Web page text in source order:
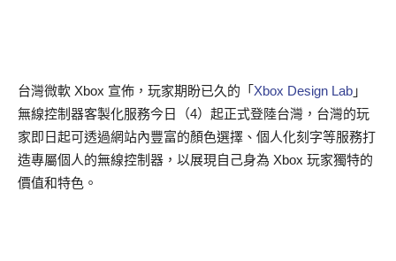
台灣微軟 Xbox 宣佈，玩家期盼已久的「 Xbox Design Lab 」
無線控制器客製化服務今日（4）起正式登陸台灣，台灣的玩
家即日起可透過網站內豐富的顏色選擇、個人化刻字等服務打
造專屬個人的無線控制器，以展現自己身為 Xbox 玩家獨特的
價值和特色。